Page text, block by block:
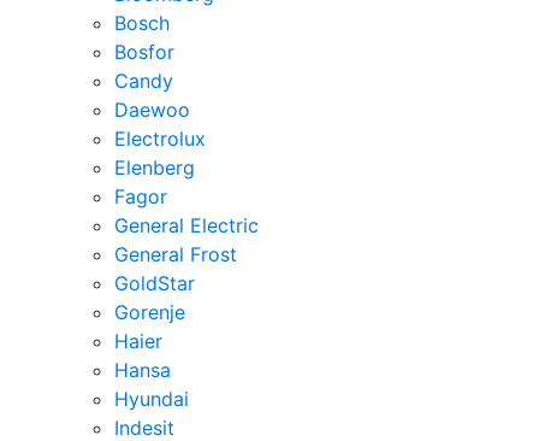
Bosch
Bosfor
Candy
Daewoo
Electrolux
Elenberg
Fagor
General Electric
General Frost
GoldStar
Gorenje
Haier
Hansa
Hyundai
Indesit